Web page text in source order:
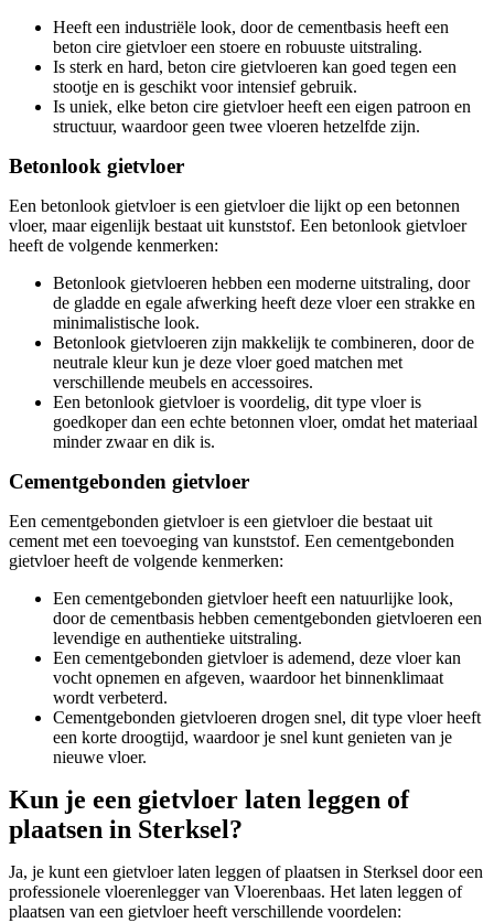
Heeft een industriële look, door de cementbasis heeft een
beton cire gietvloer een stoere en robuuste uitstraling.
Is sterk en hard, beton cire gietvloeren kan goed tegen een
stootje en is geschikt voor intensief gebruik.
Is uniek, elke beton cire gietvloer heeft een eigen patroon en
structuur, waardoor geen twee vloeren hetzelfde zijn.
Betonlook gietvloer
Een betonlook gietvloer is een gietvloer die lijkt op een betonnen
vloer, maar eigenlijk bestaat uit kunststof. Een betonlook gietvloer
heeft de volgende kenmerken:
Betonlook gietvloeren hebben een moderne uitstraling, door
de gladde en egale afwerking heeft deze vloer een strakke en
minimalistische look.
Betonlook gietvloeren zijn makkelijk te combineren, door de
neutrale kleur kun je deze vloer goed matchen met
verschillende meubels en accessoires.
Een betonlook gietvloer is voordelig, dit type vloer is
goedkoper dan een echte betonnen vloer, omdat het materiaal
minder zwaar en dik is.
Cementgebonden gietvloer
Een cementgebonden gietvloer is een gietvloer die bestaat uit
cement met een toevoeging van kunststof. Een cementgebonden
gietvloer heeft de volgende kenmerken:
Een cementgebonden gietvloer heeft een natuurlijke look,
door de cementbasis hebben cementgebonden gietvloeren een
levendige en authentieke uitstraling.
Een cementgebonden gietvloer is ademend, deze vloer kan
vocht opnemen en afgeven, waardoor het binnenklimaat
wordt verbeterd.
Cementgebonden gietvloeren drogen snel, dit type vloer heeft
een korte droogtijd, waardoor je snel kunt genieten van je
nieuwe vloer.
Kun je een gietvloer laten leggen of
plaatsen in Sterksel?
Ja, je kunt een gietvloer laten leggen of plaatsen in Sterksel door een
professionele vloerenlegger van Vloerenbaas. Het laten leggen of
plaatsen van een gietvloer heeft verschillende voordelen: